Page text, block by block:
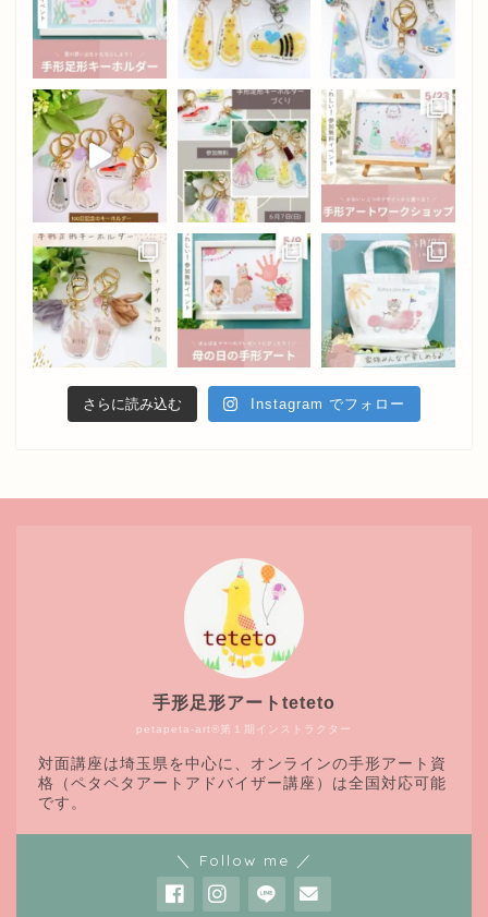
さらに読み込む Instagram でフォロー
petapeta-art®第１期インストラクター
手形足形アートteteto
対面講座は埼玉県を中心に、オンラインの手形アート資
格（ペタペタアートアドバイザー講座）は全国対応可能
です。
＼ Follow me ／